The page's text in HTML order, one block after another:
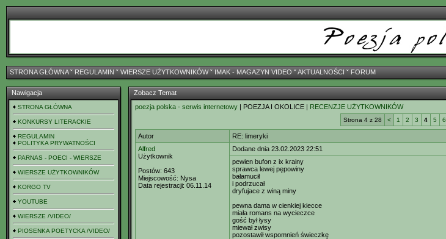
STRONA GŁÓWNAˇ REGULAMIN ˇ WIERSZE UŻYTKOWNIKÓWˇ IMAK - MAGAZYN VIDEO ˇAKTUALNOŚCI ˇ FORUM
Nawigacja
STRONA GŁÓWNA
KONKURSY LITERACKIE
REGULAMIN
POLITYKA PRYWATNOŚCI
PARNAS - POECI - WIERSZE
WIERSZE UŻYTKOWNIKÓW
KORGO TV
YOUTUBE
WIERSZE /VIDEO/
PIOSENKA POETYCKA /VIDEO/
Zobacz Temat
poezja polska - serwis internetowy | POEZJA I OKOLICE | RECENZJE UŻYTKOWNIKÓW
Strona 4 z 28 < 1 2 3 4 5 6
Autor
RE: limeryki
Alfred
Użytkownik
Postów: 643
Miejscowość: Nysa
Data rejestracji: 06.11.14
Dodane dnia 23.02.2023 22:51
pewien bufon z ix krainy
sprawca lewej pępowiny
bałamucił
i podrzucał
dryfujace z winą miny
pewna dama w cienkiej kiecce
miała romans na wycieczce
gość był łysy
miewał zwisy
pozostawił wspomnień świeczkę